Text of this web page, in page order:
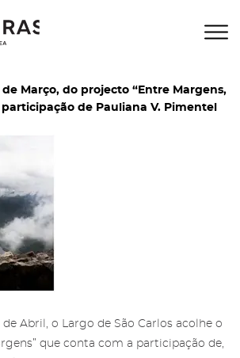
de Março, do projecto “Entre Margens,
de Pauliana V. Pimentel
de Abril , o Largo de São Carlos acolhe o
” que conta com a participação de,